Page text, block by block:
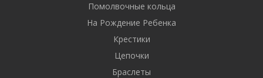
Помолвочные кольца
На Рождение Ребенка
Крестики
Цепочки
Браслеты